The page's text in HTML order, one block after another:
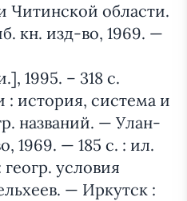
Читинской области.
кн. изд-во, 1969. —
1995. – 318 с.
история, система и
названий. — Улан-
1969. — 185 с. : ил.
условия
— Иркутск :